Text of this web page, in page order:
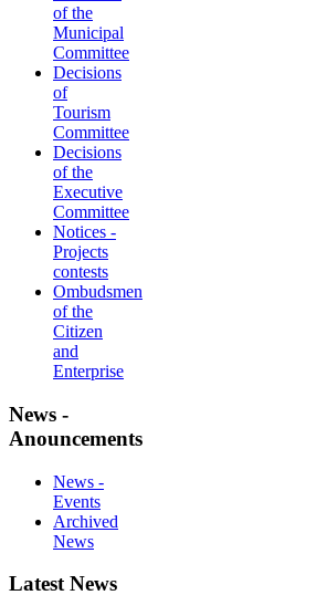
of the
Municipal
Committee
Decisions
of
Tourism
Committee
Decisions
of the
Executive
Committee
Notices -
Projects
contests
Ombudsmen
of the
Citizen
and
Enterprise
News -
Anouncements
News -
Events
Archived
News
Latest News